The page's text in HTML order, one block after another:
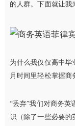
的人群。下面就让我
为什么我仅仅高中毕
月时间里轻松掌握商
“丢弃”我们对商务英
识（除了一些必要的